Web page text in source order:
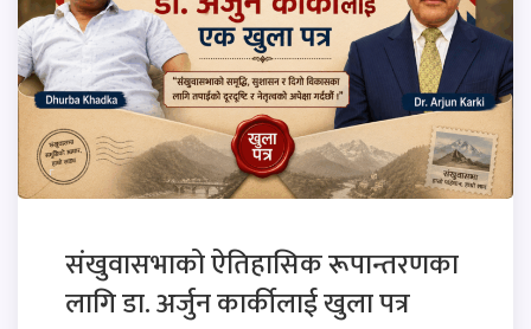
संखुवासभाको ऐतिहासिक रूपान्तरणका
लागि डा. अर्जुन कार्कीलाई खुला पत्र